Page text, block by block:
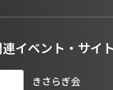
連イベント・サイト
きさらぎ会